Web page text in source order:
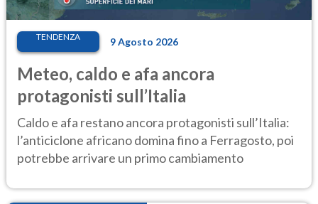
TENDENZA 9 Agosto 2026
Meteo, caldo e afa ancora
protagonisti sull’Italia
Caldo e afa restano ancora protagonisti sull’Italia:
l’anticiclone africano domina fino a Ferragosto, poi
potrebbe arrivare un primo cambiamento